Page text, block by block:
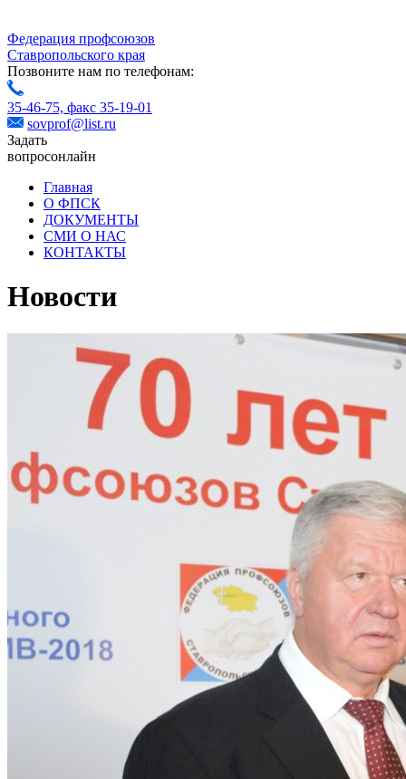
Федерация профсоюзов
Ставропольского края
Позвоните нам по телефонам:
35-46-75, факс 35-19-01
sovprof@list.ru
Задать
вопросонлайн
Главная
О ФПСК
ДОКУМЕНТЫ
СМИ О НАС
КОНТАКТЫ
Новости